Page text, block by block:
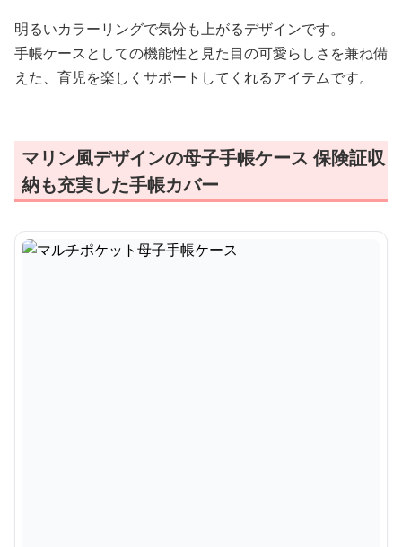
明るいカラーリングで気分も上がるデザインです。
手帳ケースとしての機能性と見た目の可愛らしさを兼ね備
えた、育児を楽しくサポートしてくれるアイテムです。
マリン風デザインの母子手帳ケース 保険証収
納も充実した手帳カバー